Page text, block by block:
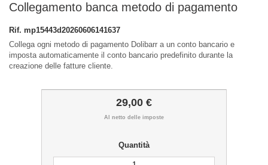
Collegamento banca metodo di pagamento
Rif. mp15443d20260606141637
Collega ogni metodo di pagamento Dolibarr a un conto bancario e
imposta automaticamente il conto bancario predefinito durante la
creazione delle fatture cliente.
29,00 €
Al netto delle imposte
Quantità